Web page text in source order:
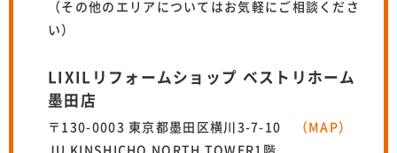
（その他のエリアについてはお気軽にご相談くださ
い）
LIXILリフォームショップ ベストリホーム
墨田店
〒130-0003 東京都墨田区横川3-7-10
（MAP）
JU KINSHICHO NORTH TOWER1階